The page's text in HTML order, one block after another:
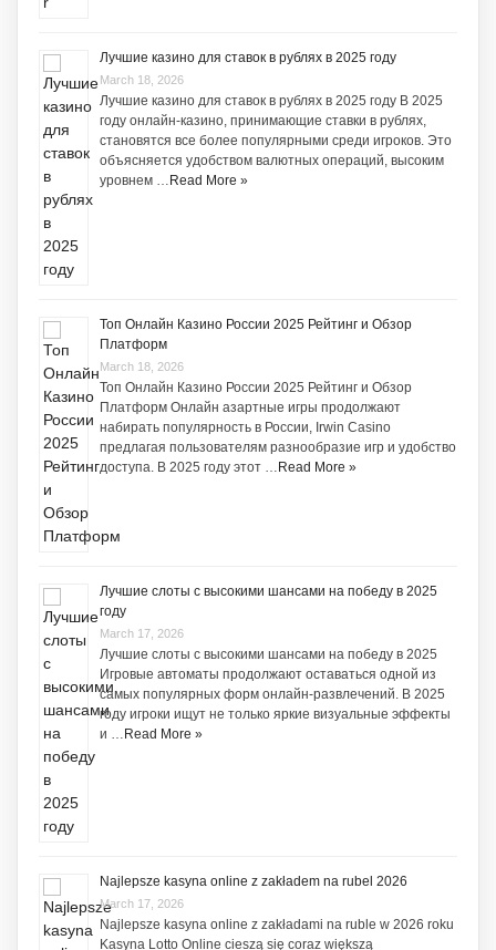
Лучшие казино для ставок в рублях в 2025 году
March 18, 2026
Лучшие казино для ставок в рублях в 2025 году В 2025
году онлайн-казино, принимающие ставки в рублях,
становятся все более популярными среди игроков. Это
объясняется удобством валютных операций, высоким
уровнем … Read More »
Топ Онлайн Казино России 2025 Рейтинг и Обзор
Платформ
March 18, 2026
Топ Онлайн Казино России 2025 Рейтинг и Обзор
Платформ Онлайн азартные игры продолжают
набирать популярность в России, Irwin Casino
предлагая пользователям разнообразие игр и удобство
доступа. В 2025 году этот … Read More »
Лучшие слоты с высокими шансами на победу в 2025
году
March 17, 2026
Лучшие слоты с высокими шансами на победу в 2025
Игровые автоматы продолжают оставаться одной из
самых популярных форм онлайн-развлечений. В 2025
году игроки ищут не только яркие визуальные эффекты
и … Read More »
Najlepsze kasyna online z zakładem na rubel 2026
March 17, 2026
Najlepsze kasyna online z zakładami na ruble w 2026 roku
Kasyna Lotto Online cieszą się coraz większą